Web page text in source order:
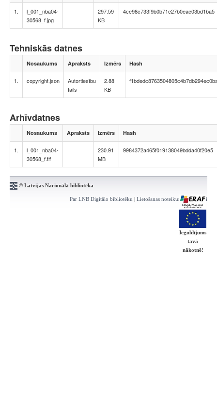
1.
l_001_nba04-
30568_f.jpg
297.59
KB
4ce98c733f9b0b71e27b0eae03bd1ba5
Tehniskās datnes
Nosaukums Apraksts Izmērs Hash
1. copyright.json
Autortiesību
fails
2.88
KB
Arhīvdatnes
Nosaukums Apraksts Izmērs Hash
1.
l_001_nba04-
30568_f.tif
230.91
MB
9984372a465f019138049bdda40f20e5
© Latvijas Nacionālā bibliotēka
Par LNB Digitālo bibliotēku | Lietošanas noteikumi | Kontakti
Ieguldījums
tavā
nākotnē!